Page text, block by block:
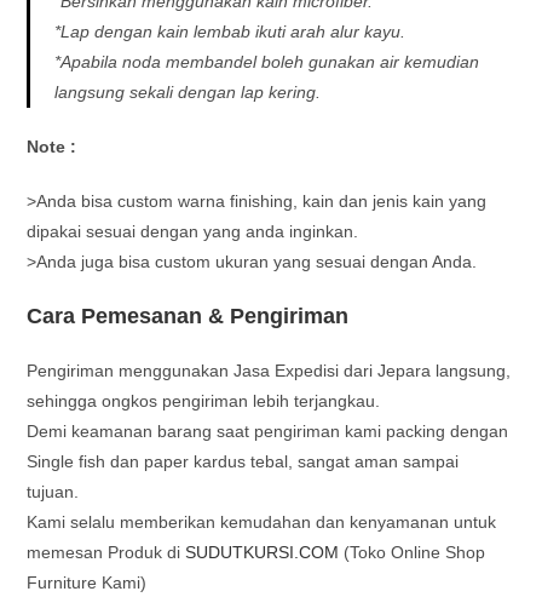
*Lap dengan kain lembab ikuti arah alur kayu.
*Apabila noda membandel boleh gunakan air kemudian
langsung sekali dengan lap kering.
Note :
>Anda bisa custom warna finishing, kain dan jenis kain yang
dipakai sesuai dengan yang anda inginkan.
>Anda juga bisa custom ukuran yang sesuai dengan Anda.
Cara Pemesanan & Pengiriman
Pengiriman menggunakan Jasa Expedisi dari Jepara langsung,
sehingga ongkos pengiriman lebih terjangkau.
Demi keamanan barang saat pengiriman kami packing dengan
Single fish dan paper kardus tebal, sangat aman sampai
tujuan.
Kami selalu memberikan kemudahan dan kenyamanan untuk
memesan Produk diSUDUTKURSI.COM (Toko Online Shop
Furniture Kami)